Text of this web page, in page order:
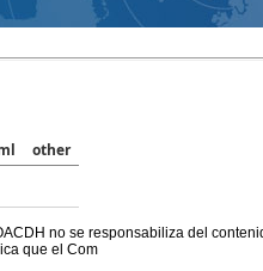
other
no se responsabiliza del
que el Com